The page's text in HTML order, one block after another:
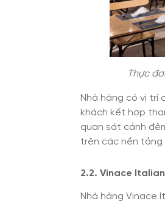
Thực
Nhà hàng có vị trí
khách kết hợp
quan sát cảnh
trên các nền tảng
2.2. Vinace
Nhà hàng Vinace